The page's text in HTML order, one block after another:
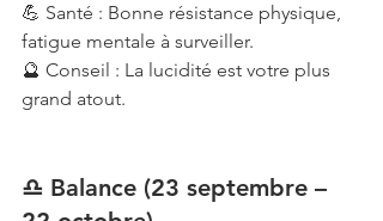
💪 Santé : Bonne résistance physique,
fatigue mentale à surveiller.
🔮 Conseil : La lucidité est votre plus
grand atout.
♎ Balance (23 septembre –